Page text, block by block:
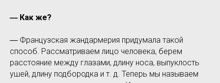
― Как же?
― Французская жандармерия придумала такой
способ. Рассматриваем лицо человека, берем
расстояние между глазами, длину носа, выпуклость
ушей, длину подбородка и т. д. Теперь мы называем